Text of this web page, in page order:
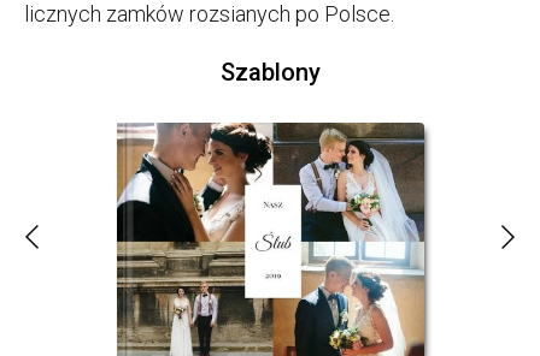
licznych zamków rozsianych po Polsce.
Szablony